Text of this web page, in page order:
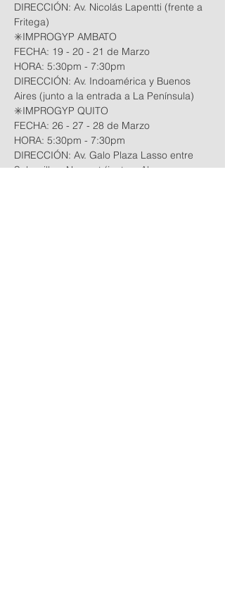
DIRECCIÓN: Av. Nicolás Lapentti (frente a
Fritega)
✳️IMPROGYP AMBATO
FECHA: 19 - 20 - 21 de Marzo
HORA: 5:30pm - 7:30pm
DIRECCIÓN: Av. Indoamérica y Buenos
Aires (junto a la entrada a La Península)
✳️IMPROGYP QUITO
FECHA: 26 - 27 - 28 de Marzo
HORA: 5:30pm - 7:30pm
DIRECCIÓN: Av. Galo Plaza Lasso entre
Sabanilla y Nazaret (junto a Almacenes